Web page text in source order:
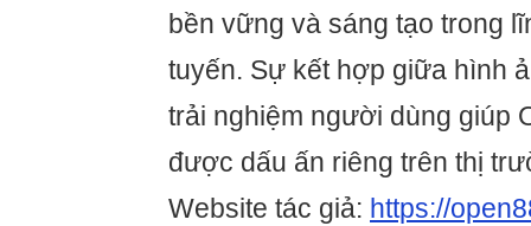
bền vững và sáng tạo trong
tuyến. Sự kết hợp giữa hình
trải nghiệm người dùng giúp
được dấu ấn riêng trên thị
Website tác giả: https://